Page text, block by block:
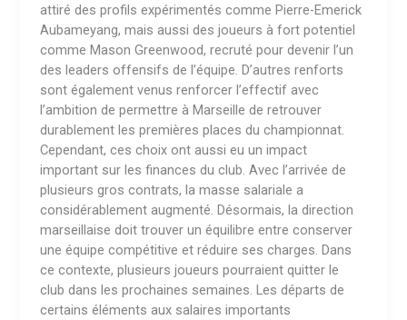
attiré des profils expérimentés comme Pierre-Emerick
Aubameyang, mais aussi des joueurs à fort potentiel
comme Mason Greenwood, recruté pour devenir l’un
des leaders offensifs de l’équipe. D’autres renforts
sont également venus renforcer l’effectif avec
l’ambition de permettre à Marseille de retrouver
durablement les premières places du championnat.
Cependant, ces choix ont aussi eu un impact
important sur les finances du club. Avec l’arrivée de
plusieurs gros contrats, la masse salariale a
considérablement augmenté. Désormais, la direction
marseillaise doit trouver un équilibre entre conserver
une équipe compétitive et réduire ses charges. Dans
ce contexte, plusieurs joueurs pourraient quitter le
club dans les prochaines semaines. Les départs de
certains éléments aux salaires importants